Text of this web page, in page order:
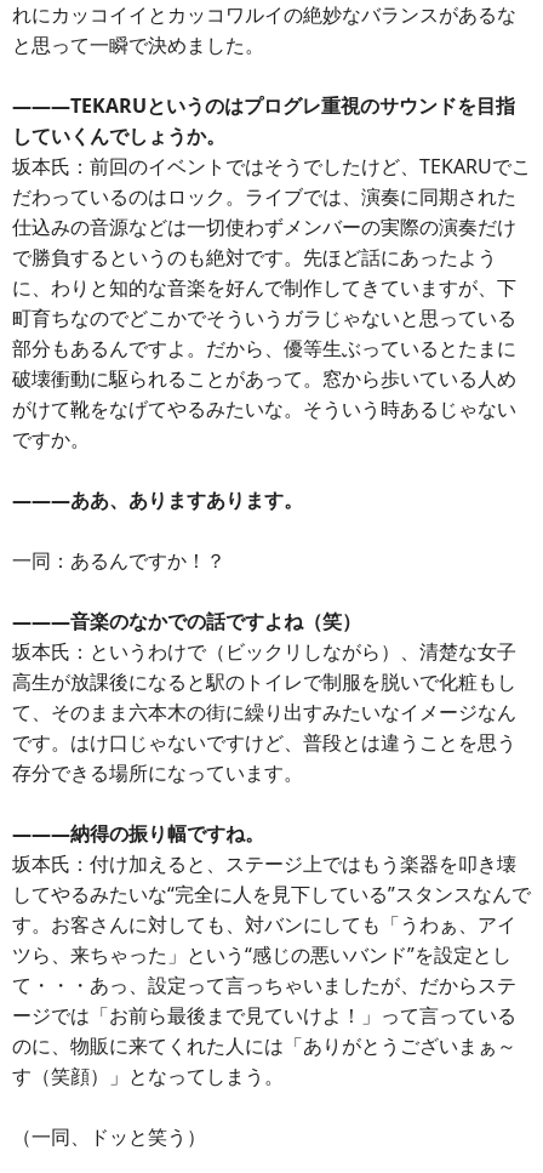
れにカッコイイとカッコワルイの絶妙なバランスがあるな
と思って一瞬で決めました。
―――TEKARUというのはプログレ重視のサウンドを目指
していくんでしょうか。
坂本氏：前回のイベントではそうでしたけど、TEKARUでこ
だわっているのはロック。ライブでは、演奏に同期された
仕込みの音源などは一切使わずメンバーの実際の演奏だけ
で勝負するというのも絶対です。先ほど話にあったよう
に、わりと知的な音楽を好んで制作してきていますが、下
町育ちなのでどこかでそういうガラじゃないと思っている
部分もあるんですよ。だから、優等生ぶっているとたまに
破壊衝動に駆られることがあって。窓から歩いている人め
がけて靴をなげてやるみたいな。そういう時あるじゃない
ですか。
―――ああ、ありますあります。
一同：あるんですか！？
―――音楽のなかでの話ですよね（笑）
坂本氏：というわけで（ビックリしながら）、清楚な女子
高生が放課後になると駅のトイレで制服を脱いで化粧もし
て、そのまま六本木の街に繰り出すみたいなイメージなん
です。はけ口じゃないですけど、普段とは違うことを思う
存分できる場所になっています。
―――納得の振り幅ですね。
坂本氏：付け加えると、ステージ上ではもう楽器を叩き壊
してやるみたいな“完全に人を見下している”スタンスなんで
す。お客さんに対しても、対バンにしても「うわぁ、アイ
ツら、来ちゃった」という“感じの悪いバンド”を設定とし
て・・・あっ、設定って言っちゃいましたが、だからステ
ージでは「お前ら最後まで見ていけよ！」って言っている
のに、物販に来てくれた人には「ありがとうございまぁ～
す（笑顔）」となってしまう。
（一同、ドッと笑う）